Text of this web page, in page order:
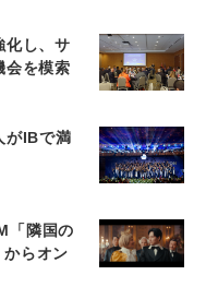
化し、サ
会を模索
がIBで満
「隣国の
らオン